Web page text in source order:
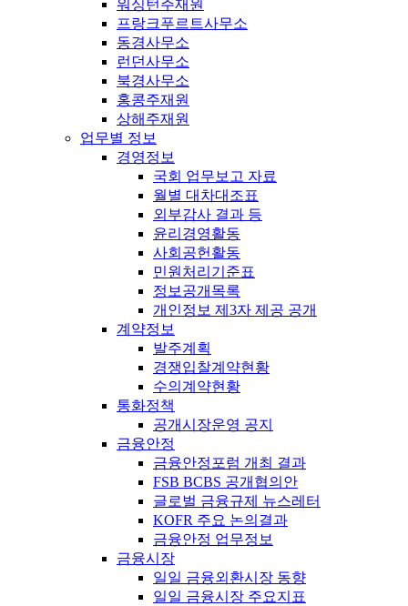
워싱턴주재원
프랑크푸르트사무소
동경사무소
런던사무소
북경사무소
홍콩주재원
상해주재원
업무별 정보
경영정보
국회 업무보고 자료
월별 대차대조표
외부감사 결과 등
윤리경영활동
사회공헌활동
민원처리기준표
정보공개목록
개인정보 제3자 제공 공개
계약정보
발주계획
경쟁입찰계약현황
수의계약현황
통화정책
공개시장운영 공지
금융안정
금융안정포럼 개최 결과
FSB BCBS 공개협의안
글로벌 금융규제 뉴스레터
KOFR 주요 논의결과
금융안정 업무정보
금융시장
일일 금융외환시장 동향
일일 금융시장 주요지표